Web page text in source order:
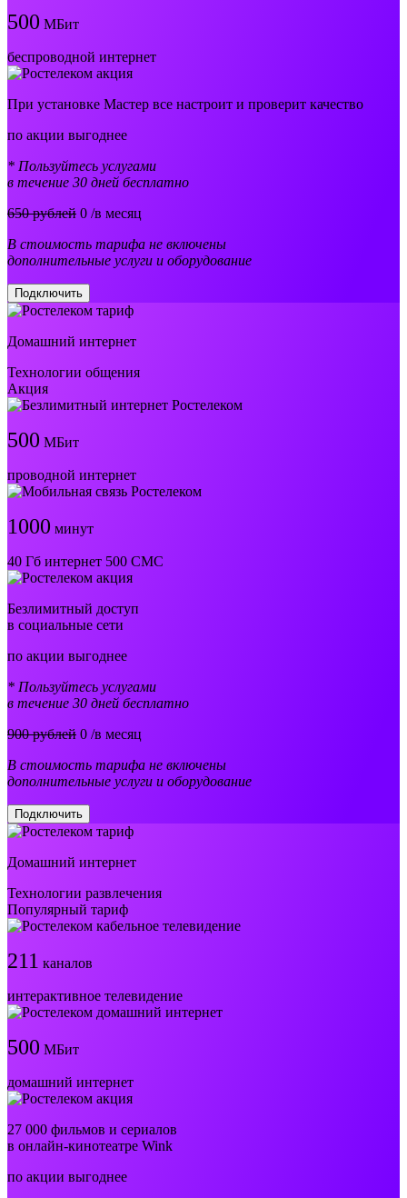
500 МБит
беспроводной интернет
При установке Мастер все настроит и проверит качество
по акции выгоднее
* Пользуйтесь услугами
в течение 30 дней бесплатно
650 рублей 0 /в месяц
В стоимость тарифа не включены
дополнительные услуги и оборудование
Подключить
Домашний интернет
Технологии общения
Акция
500 МБит
проводной интернет
1000 минут
40 Гб интернет 500 СМС
Безлимитный доступ
в социальные сети
по акции выгоднее
* Пользуйтесь услугами
в течение 30 дней бесплатно
900 рублей 0 /в месяц
В стоимость тарифа не включены
дополнительные услуги и оборудование
Подключить
Домашний интернет
Технологии развлечения
Популярный тариф
211 каналов
интерактивное телевидение
500 МБит
домашний интернет
27 000 фильмов и сериалов
в онлайн-кинотеатре Wink
по акции выгоднее